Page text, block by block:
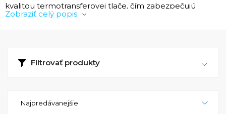
kvalitou termotransferovej tlače, čím zabezpečujú
dlhodobú a spoľahlivú identifikáciu produktov v
mechanickému poškodeniu. Tlač sa realizuje pomocou
Zobraziť celý popis
Filtrovať produkty
Najpredávanejšie